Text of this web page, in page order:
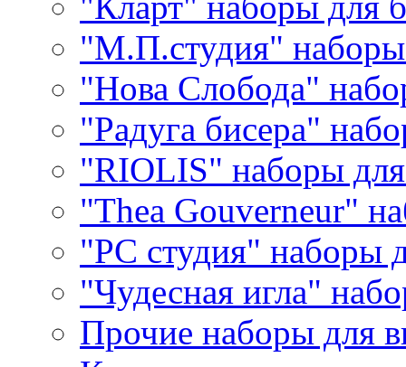
"М.П.студия"
"Нова Слобода"
"Радуга бисера"
"RIOLIS" наборы
"Thea Gouverneur"
"РС студия" наборы
"Чудесная игла"
Прочие наборы для